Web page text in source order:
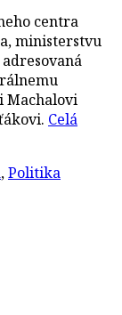
centra
ministerstvu
Machalovi
Celá
,Politika